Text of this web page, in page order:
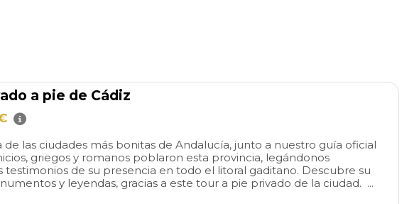
a pie de Cádiz
de las ciudades más bonitas de Andalucía, junto a nuestro guía oficial
griegos y romanos poblaron esta provincia, legándonos
testimonios de su presencia en todo el litoral gaditano. Descubre su
y leyendas, gracias a este tour a pie privado de la ciudad. ...